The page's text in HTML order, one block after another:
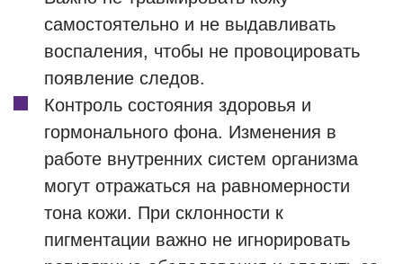
самостоятельно и не выдавливать
воспаления, чтобы не провоцировать
появление следов.
Контроль состояния здоровья и
гормонального фона. Изменения в
работе внутренних систем организма
могут отражаться на равномерности
тона кожи. При склонности к
пигментации важно не игнорировать